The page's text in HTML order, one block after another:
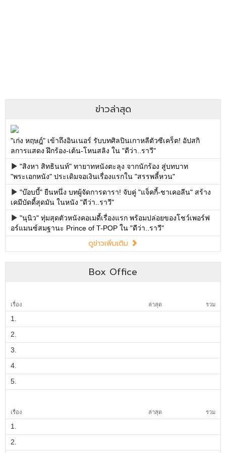
ข่าวล่าสุด
"เก่ง หฤษฎ์" เข้าถึงอินเนอร์ รับบทศิลปินเกาหลีตัวซีเคร็ต! อัปสกิ
ลการแสดง ฝึกร้อง-เต้น-โหนสลิง ใน "ดีว่า..ราวี"
"สิงหา สิทธินนท์" ทายาทหนังตะลุง จากนักร้อง สู่บทบาท
"พระเอกหนัง" ประเดิมจอเงินเรื่องแรกใน "สรรพลี้หวน"
"บ๊อบบี้" ยืนหนึ่ง บทผู้จัดการดารา! จับคู่ "แจ็คกี้-ชาเคอลีน" สร้าง
เคมีบัดดี้สุดมัน ในหนัง "ดีว่า..ราวี"
"นุนิว" ทุ่มสุดตัวหนังคอเมดี้เรื่องแรก พร้อมปล่อยของโชว์เพอร์ฟ
อร์แมนซ์สมฐานะ Prince of T-POP ใน "ดีว่า..ราวี"
ดูข่าวเพิ่มเติม
Box Office
เรื่อง ล่าสุด รวม
1.
2.
3.
4.
5.
เรื่อง ล่าสุด รวม
1.
2.